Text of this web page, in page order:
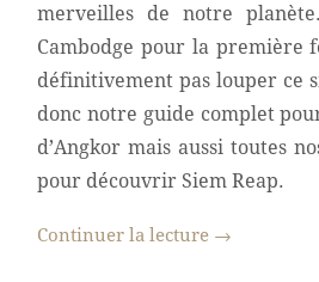
merveilles de notre
Cambodge pour la première
définitivement pas louper ce
donc notre guide complet
d’Angkor mais aussi toutes
pour découvrir Siem Reap.
Continuer la lecture →